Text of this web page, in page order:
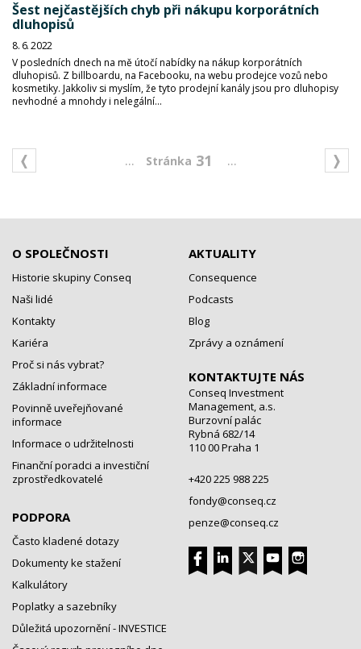
Šest nejčastějších chyb při nákupu korporátních
dluhopisů
8. 6. 2022
V posledních dnech na mě útočí nabídky na nákup korporátních
dluhopisů. Z billboardu, na Facebooku, na webu prodejce vozů nebo
kosmetiky. Jakkoliv si myslím, že tyto prodejní kanály jsou pro dluhopisy
nevhodné a mnohdy i nelegální...
... 31 ...
O SPOLEČNOSTI
Historie skupiny Conseq
Naši lidé
Kontakty
Kariéra
Proč si nás vybrat?
Základní informace
Povinně uveřejňované
informace
Informace o udržitelnosti
Finanční poradci a investiční
zprostředkovatelé
PODPORA
Často kladené dotazy
Dokumenty ke stažení
Kalkulátory
Poplatky a sazebníky
Důležitá upozornění - INVESTICE
AKTUALITY
Consequence
Podcasts
Blog
Zprávy a oznámení
KONTAKTUJTE NÁS
Conseq Investment
Management, a.s.
Burzovní palác
Rybná 682/14
110 00 Praha 1
+420 225 988 225
fondy@conseq.cz
penze@conseq.cz